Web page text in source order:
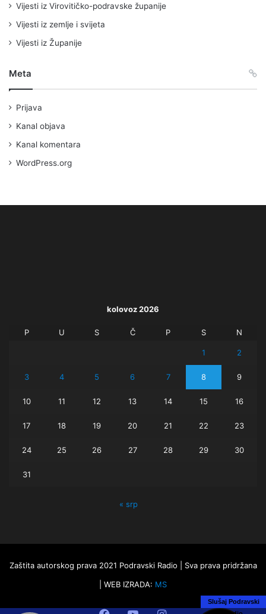
Vijesti iz Virovitičko-podravske županije
Vijesti iz zemlje i svijeta
Vijesti iz Županije
Meta
Prijava
Kanal objava
Kanal komentara
WordPress.org
kolovoz 2026
P U S Č P S N
1 2
3 4 5 6 7 8 9
10 11 12 13 14 15 16
17 18 19 20 21 22 23
24 25 26 27 28 29 30
31
« srp
Zaštita autorskog prava 2021 Podravski Radio | Sva prava pridržana
| WEB IZRADA: MS
Slušaj Podravski